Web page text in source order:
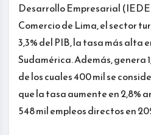
Desarrollo Empresarial
Comercio de Lima, el sector
3,3% del PIB, la tasa más alta
Sudamérica. Además, genera
de los cuales 400 mil se
que la tasa aumente en 2,8%
548 mil empleos directos en